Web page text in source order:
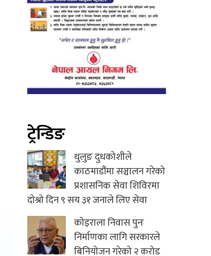
ट्रेन्डिङ
थुलुङ दुधकोशीले
काठमाडौंमा सञ्चालन गरेको
प्रशासनिक सेवा शिविरमा
दोश्रो दिन ९ सय ३१ जनाले लिए सेवा
कोइराला निवास पुनः
निर्माणका लागि सरकारले
बिनियोजन गरेको २ करोड